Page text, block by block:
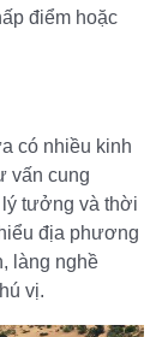
điểm hoặc
có nhiều kinh
vấn cung
tưởng và thời
địa phương
làng nghề
vị.